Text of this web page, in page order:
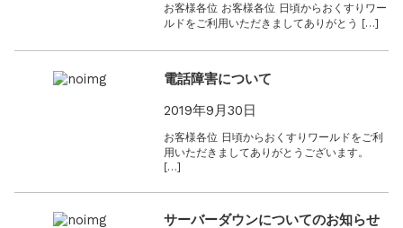
お客様各位 お客様各位 日頃からおくすりワー
ルドをご利用いただきましてありがとう […]
電話障害について
2019年9月30日
お客様各位 日頃からおくすりワールドをご利
用いただきましてありがとうございます。
[…]
サーバーダウンについてのお知らせ